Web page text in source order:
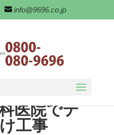
info@9696.co.jp
医院でテ
工事